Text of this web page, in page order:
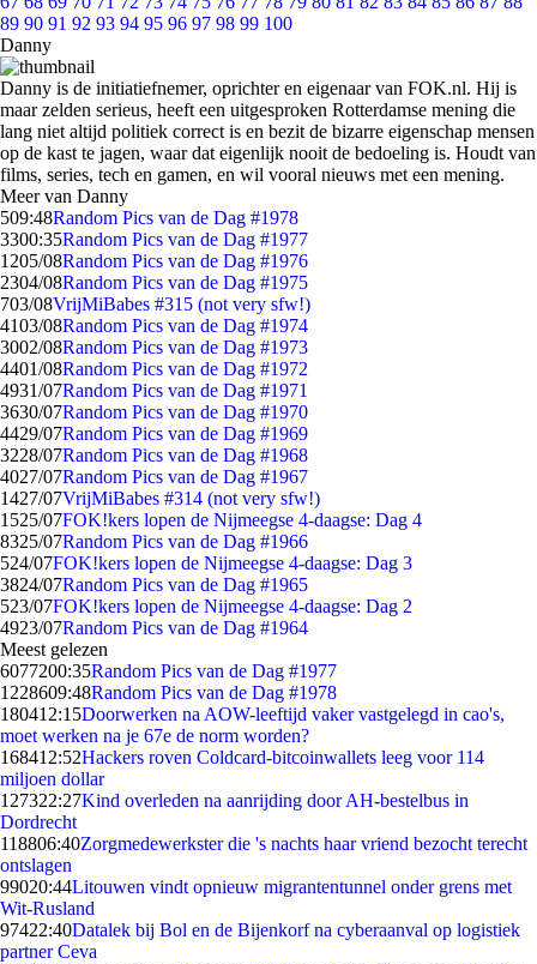
89 90 91 92 93 94 95 96 97 98 99 100
Danny
Danny is de initiatiefnemer, oprichter en eigenaar van FOK.nl. Hij is
maar zelden serieus, heeft een uitgesproken Rotterdamse mening die
lang niet altijd politiek correct is en bezit de bizarre eigenschap mensen
op de kast te jagen, waar dat eigenlijk nooit de bedoeling is. Houdt van
films, series, tech en gamen, en wil vooral nieuws met een mening.
Meer van Danny
509:48Random Pics van de Dag #1978
3300:35Random Pics van de Dag #1977
1205/08Random Pics van de Dag #1976
2304/08Random Pics van de Dag #1975
703/08VrijMiBabes #315 (not very sfw!)
4103/08Random Pics van de Dag #1974
3002/08Random Pics van de Dag #1973
4401/08Random Pics van de Dag #1972
4931/07Random Pics van de Dag #1971
3630/07Random Pics van de Dag #1970
4429/07Random Pics van de Dag #1969
3228/07Random Pics van de Dag #1968
4027/07Random Pics van de Dag #1967
1427/07VrijMiBabes #314 (not very sfw!)
1525/07FOK!kers lopen de Nijmeegse 4-daagse: Dag 4
8325/07Random Pics van de Dag #1966
524/07FOK!kers lopen de Nijmeegse 4-daagse: Dag 3
3824/07Random Pics van de Dag #1965
523/07FOK!kers lopen de Nijmeegse 4-daagse: Dag 2
4923/07Random Pics van de Dag #1964
Meest gelezen
6077200:35Random Pics van de Dag #1977
1228609:48Random Pics van de Dag #1978
180412:15Doorwerken na AOW-leeftijd vaker vastgelegd in cao's,
moet werken na je 67e de norm worden?
168412:52Hackers roven Coldcard-bitcoinwallets leeg voor 114
miljoen dollar
127322:27Kind overleden na aanrijding door AH-bestelbus in
Dordrecht
118806:40Zorgmedewerkster die 's nachts haar vriend bezocht terecht
ontslagen
99020:44Litouwen vindt opnieuw migrantentunnel onder grens met
Wit-Rusland
97422:40Datalek bij Bol en de Bijenkorf na cyberaanval op logistiek
partner Ceva